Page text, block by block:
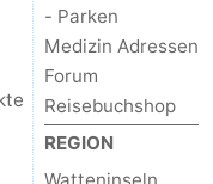
- Parken
Medizin Adressen
Forum
Reisebuchshop
REGION